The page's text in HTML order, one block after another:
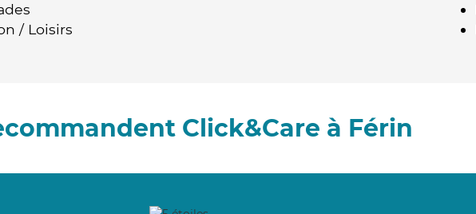
/ Loisirs
Click&Care à Férin